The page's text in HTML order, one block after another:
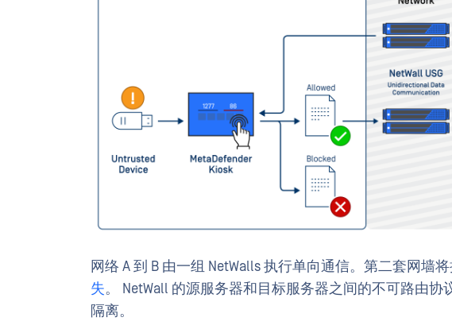
网络 A 到 B 由一组 NetWalls 执行单向通信。第二套网墙
失。 NetWall 的源服务器和目标服务器之间的不可路由协
隔离。